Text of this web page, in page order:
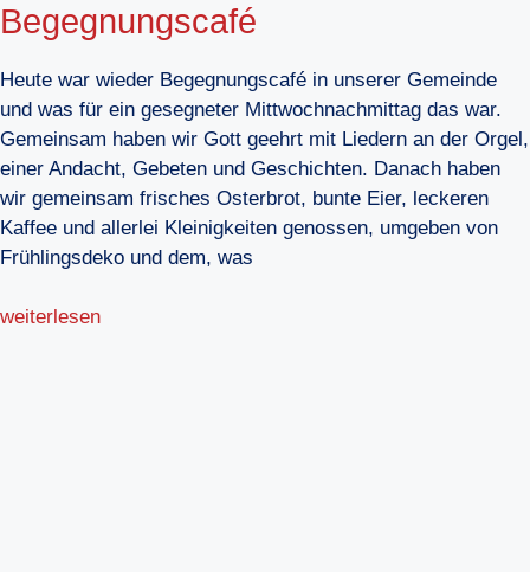
Begegnungscafé
Heute war wieder Begegnungscafé in unserer Gemeinde
und was für ein gesegneter Mittwochnachmittag das war.
Gemeinsam haben wir Gott geehrt mit Liedern an der Orgel,
einer Andacht, Gebeten und Geschichten. Danach haben
wir gemeinsam frisches Osterbrot, bunte Eier, leckeren
Kaffee und allerlei Kleinigkeiten genossen, umgeben von
Frühlingsdeko und dem, was
weiterlesen